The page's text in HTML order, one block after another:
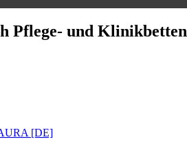
Pflege- und Klinikbetten
[DE]